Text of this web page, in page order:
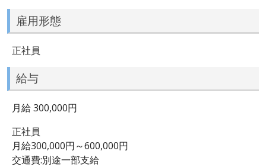
雇用形態
正社員
給与
月給 300,000円
正社員
月給300,000円～600,000円
交通費:別途一部支給